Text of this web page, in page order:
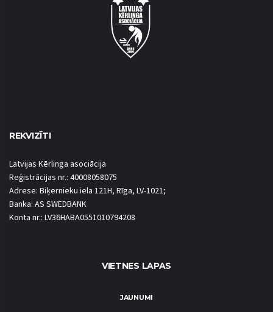
REKVIZĪTI
Latvijas Kērlinga asociācija
Reģistrācijas nr.: 40008058075
Adrese: Biķernieku iela 121H, Rīga, LV-1021;
Banka: AS SWEDBANK
Konta nr.: LV36HABA0551010794208
VIETNES LAPAS
JAUNUMI